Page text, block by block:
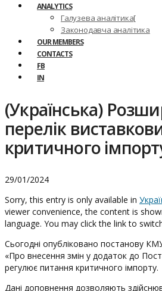
ANALYTICS
Галузева аналітика[
Законодавча аналітика
OUR MEMBERS
CONTACTS
FB
IN
(Українська)
перелік
критичного
29/01/2024
Sorry, this entry is only available in
viewer convenience, the content is
language. You may click the link to
Сьогодні опубліковано постанову
«Про внесення змін у додаток до
регулює питання критичного імпорту.
Дані доповнення дозволяють